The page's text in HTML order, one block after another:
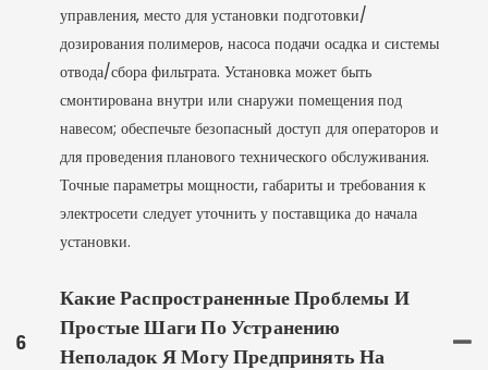
управления, место для установки подготовки/
дозирования полимеров, насоса подачи осадка и системы
отвода/сбора фильтрата. Установка может быть
смонтирована внутри или снаружи помещения под
навесом; обеспечьте безопасный доступ для операторов и
для проведения планового технического обслуживания.
Точные параметры мощности, габариты и требования к
электросети следует уточнить у поставщика до начала
установки.
6
Какие Распространенные Проблемы И
Простые Шаги По Устранению
Неполадок Я Могу Предпринять На